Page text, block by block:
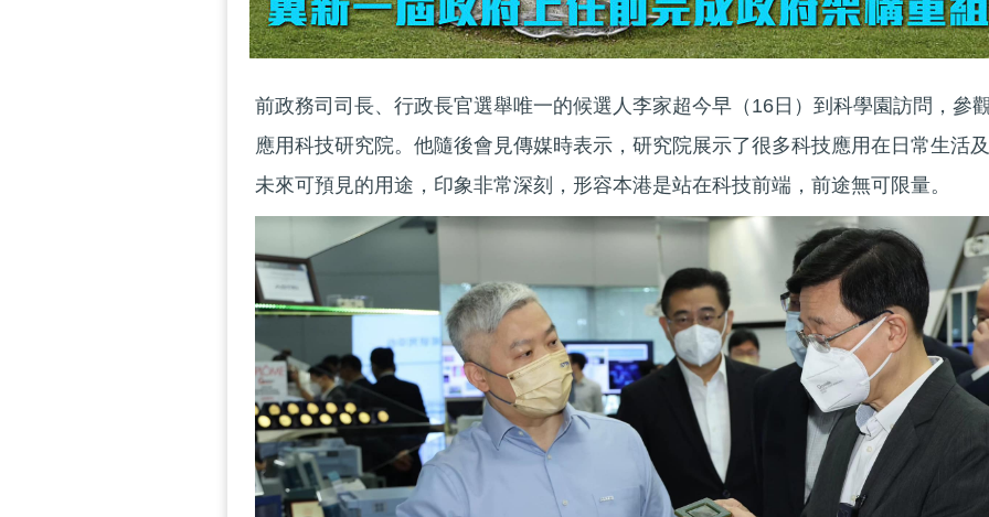
前政務司司長、行政長官選舉唯一的候選人李家超今早（16日）到科學園訪問，參
應用科技研究院。他隨後會見傳媒時表示，研究院展示了很多科技應用在日常生活及
未來可預見的用途，印象非常深刻，形容本港是站在科技前端，前途無可限量。